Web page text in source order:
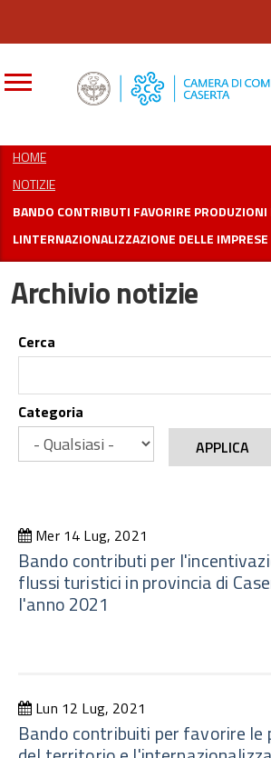
HOME
NOTIZIE
BANDO CONTRIBUTI FAVORIRE
LINTERNAZIONALIZZAZIONE DELLE IMPRESE
Archivio notizie
Cerca
Categoria
APPLICA
Mer 14 Lug, 2021
Bando contributi per
flussi turistici in provincia di
l'anno 2021
Lun 12 Lug, 2021
Bando contribuiti per favorire le